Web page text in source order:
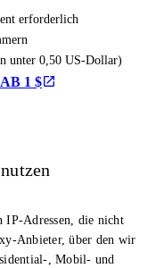
erforderlich
unter 0,50 US-Dollar)
1 $
IP-Adressen, die nicht
Anbieter, über den wir
, Mobil- und